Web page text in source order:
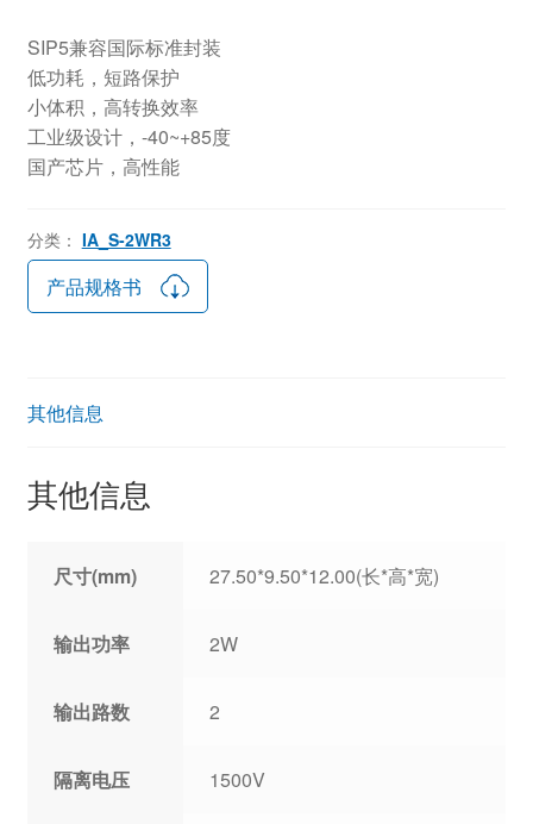
SIP5兼容国际标准封装
低功耗，短路保护
小体积，高转换效率
工业级设计，-40~+85度
国产芯片，高性能
分类： IA_S-2WR3
产品规格书
其他信息
其他信息
尺寸(mm) 27.50*9.50*12.00(长*高*宽)
输出功率 2W
输出路数 2
隔离电压 1500V